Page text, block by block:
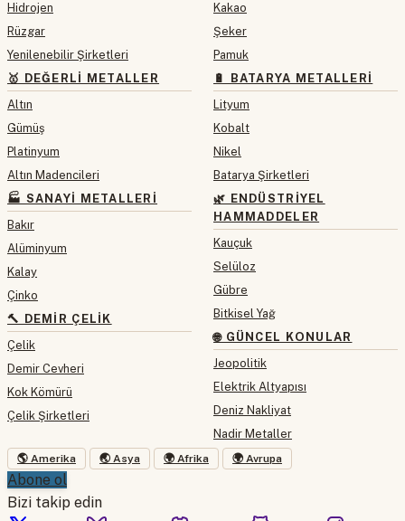
Hidrojen
Rüzgar
Yenilenebilir Şirketleri
🥇 DEĞERLI METALLER
Altın
Gümüş
Platinyum
Altın Madencileri
🏭 SANAYI METALLERI
Bakır
Alüminyum
Kalay
Çinko
🔨 DEMIR ÇELIK
Çelik
Demir Cevheri
Kok Kömürü
Çelik Şirketleri
Kakao
Şeker
Pamuk
🔋 BATARYA METALLERI
Lityum
Kobalt
Nikel
Batarya Şirketleri
🌿 ENDÜSTRIYEL
HAMMADDELER
Kauçuk
Selüloz
Gübre
Bitkisel Yağ
🌐 GÜNCEL KONULAR
Jeopolitik
Elektrik Altyapısı
Deniz Nakliyat
Nadir Metaller
🌎 Amerika 🌏 Asya 🌍 Afrika 🌍 Avrupa
Abone ol
Bizi takip edin